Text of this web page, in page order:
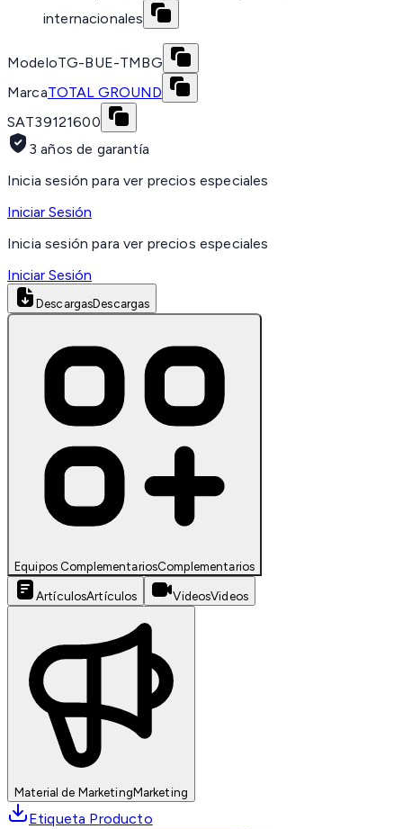
internacionales
ModeloTG-BUE-TMBG
MarcaTOTAL GROUND
SAT39121600
3 años de garantía
Inicia sesión para ver precios especiales
Iniciar Sesión
Inicia sesión para ver precios especiales
Iniciar Sesión
DescargasDescargas
Equipos ComplementariosComplementarios
ArtículosArtículos VideosVideos
Material de MarketingMarketing
Etiqueta Producto